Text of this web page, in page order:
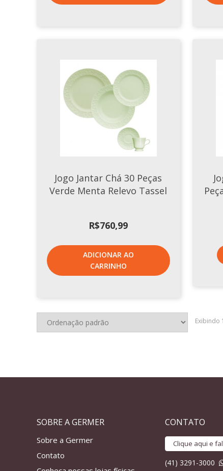
Jogo Jantar Chá 30 Peças
Verde Menta Relevo Tassel
R$760,99
ADICIONAR AO
CARRINHO
Exibindo
SOBRE A GERMER
Sobre a Germer
Contato
CONTATO
Clique aqui e
(41) 3291-3000